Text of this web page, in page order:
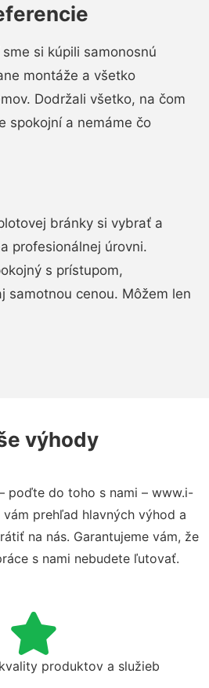
si kúpili samonosnú
montáže a všetko
Dodržali všetko, na čom
spokojní a nemáme čo
bránky si vybrať a
profesionálnej úrovni.
s prístupom,
samotnou cenou. Môžem len
výhody
poďte do toho s nami – www.i-
vám prehľad hlavných výhod a
na nás. Garantujeme vám, že
s nami nebudete ľutovať.
produktov a služieb